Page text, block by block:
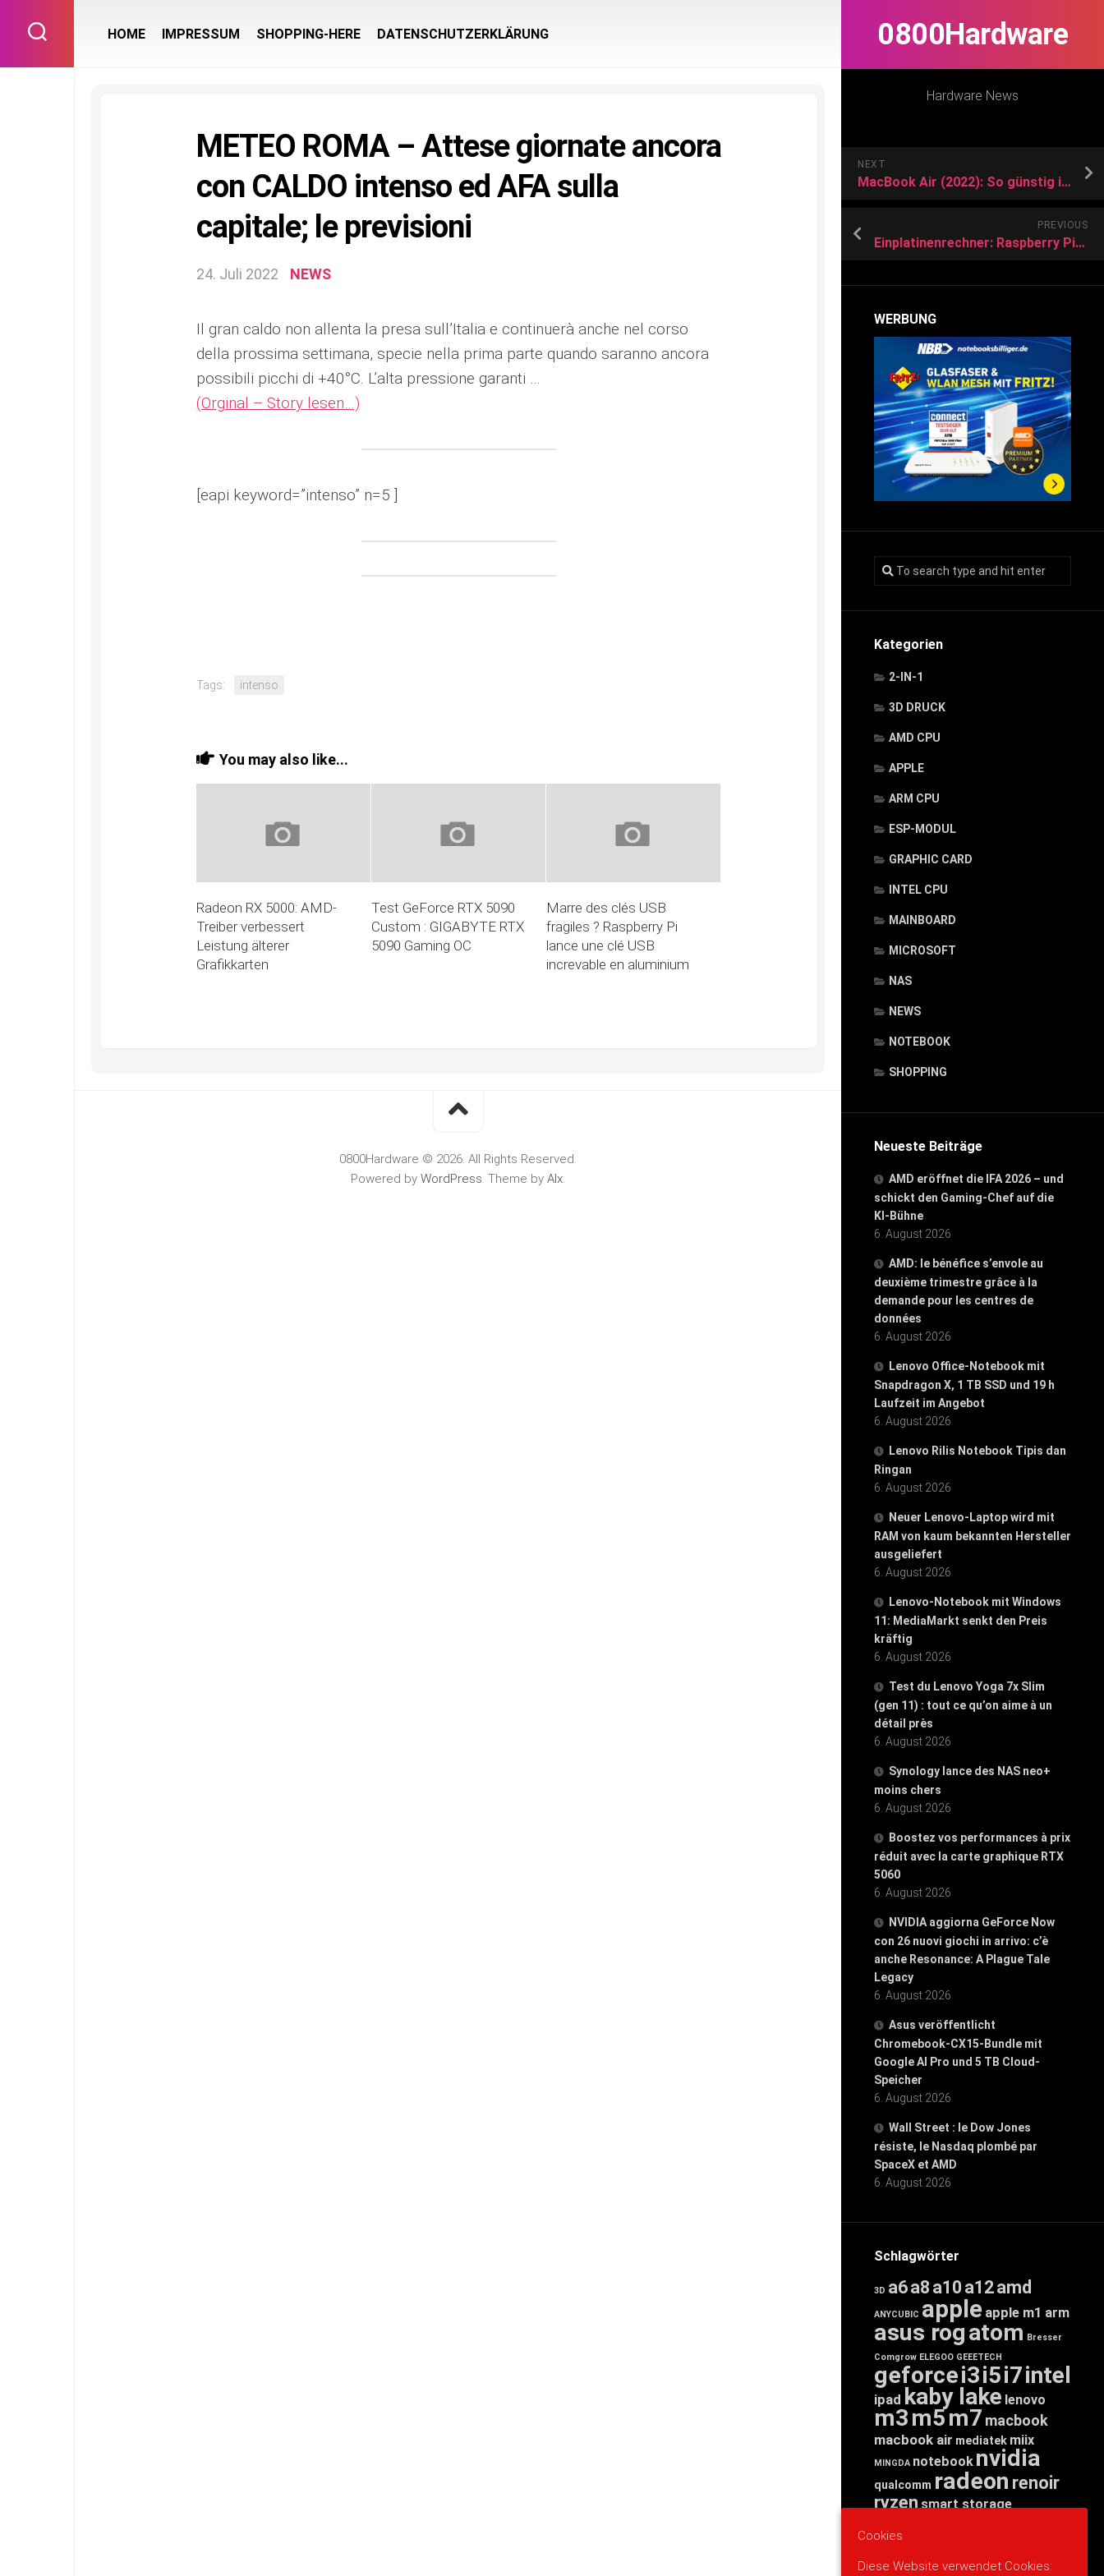
content
0800Hardware
Hardware News
NEXT
MacBook Air (2022): So günstig ist der Apple-Bestseller
PREVIOUS
Einplatinenrechner: Raspberry Pi mit Bewegungssensor als Alarmanlage nutzen
WERBUNG
Kategorien
2-IN-1
3D DRUCK
AMD CPU
APPLE
ARM CPU
ESP-MODUL
GRAPHIC CARD
INTEL CPU
MAINBOARD
MICROSOFT
NAS
NEWS
NOTEBOOK
SHOPPING
Neueste Beiträge
AMD eröffnet die IFA 2026 – und
schickt den Gaming-Chef auf die
KI-Bühne
6. August 2026
AMD: le bénéfice s’envole au
deuxième trimestre grâce à la
demande pour les centres de
données
6. August 2026
Lenovo Office-Notebook mit
Snapdragon X, 1 TB SSD und 19 h
Laufzeit im Angebot
6. August 2026
Lenovo Rilis Notebook Tipis dan
Ringan
6. August 2026
Neuer Lenovo-Laptop wird mit
RAM von kaum bekannten Hersteller
ausgeliefert
6. August 2026
Lenovo-Notebook mit Windows
11: MediaMarkt senkt den Preis
kräftig
6. August 2026
Test du Lenovo Yoga 7x Slim
(gen 11) : tout ce qu’on aime à un
détail près
6. August 2026
Synology lance des NAS neo+
moins chers
6. August 2026
Boostez vos performances à prix
réduit avec la carte graphique RTX
5060
6. August 2026
NVIDIA aggiorna GeForce Now
con 26 nuovi giochi in arrivo: c’è
anche Resonance: A Plague Tale
Legacy
6. August 2026
Asus veröffentlicht
Chromebook-CX15-Bundle mit
Google AI Pro und 5 TB Cloud-
Speicher
6. August 2026
Wall Street : le Dow Jones
résiste, le Nasdaq plombé par
SpaceX et AMD
6. August 2026
Schlagwörter
3D a6a8 a10 a12amd
ANYCUBIC apple apple m1 arm
asus rogatom Bresser
Comgrow ELEGOO GEEETECH
geforcei3i5i7intel
ipad kaby lake lenovo
m3m5m7 macbook
macbook air mediatek miix
MINGDA notebook nvidia
qualcomm radeon renoir
ryzensmart storage
threadripper
HOME IMPRESSUM SHOPPING-HERE DATENSCHUTZERKLÄRUNG
METEO ROMA – Attese giornate ancora
con CALDO intenso ed AFA sulla
capitale; le previsioni
24. Juli 2022 NEWS
Il gran caldo non allenta la presa sull’Italia e continuerà anche nel corso
della prossima settimana, specie nella prima parte quando saranno ancora
possibili picchi di +40°C. L’alta pressione garanti …
(Orginal – Story lesen…)
[eapi keyword=”intenso” n=5 ]
Tags: intenso
You may also like...
Radeon RX 5000: AMD-
Treiber verbessert
Leistung älterer
Grafikkarten
Test GeForce RTX 5090
Custom : GIGABYTE RTX
5090 Gaming OC
Marre des clés USB
fragiles ? Raspberry Pi
lance une clé USB
increvable en aluminium
0800Hardware © 2026. All Rights Reserved.
Powered by WordPress. Theme by Alx.
Cookies
Diese Website verwendet Cookies: